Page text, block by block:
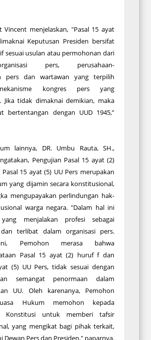
Vincent menjelaskan, "Pasal 15 ayat
Keputusan Presiden bersifat
sesuai usulan atau permohonan dari
organisasi pers, perusahaan-
pers dan wartawan yang terpilih
kongres pers yang
Jika tidak dimaknai demikian, maka
bertentangan dengan UUD 1945,”
lainnya, DR. Umbu Rauta, SH.,
Pengujian Pasal 15 ayat (2)
15 ayat (5) UU Pers merupakan
yang dijamin secara konstitusional,
mengupayakan perlindungan hak-
warga negara. "Dalam hal ini
menjalakan profesi sebagai
terlibat dalam organisasi pers.
Pemohon merasa bahwa
Pasal 15 ayat (2) huruf f dan
(5) UU Pers, tidak sesuai dengan
semangat penormaan dalam
UU. Oleh karenanya, Pemohon
Hukum memohon kepada
Konstitusi untuk memberi tafsir
yang mengikat bagi pihak terkait,
Dewan Pers dan Presiden," paparnya.